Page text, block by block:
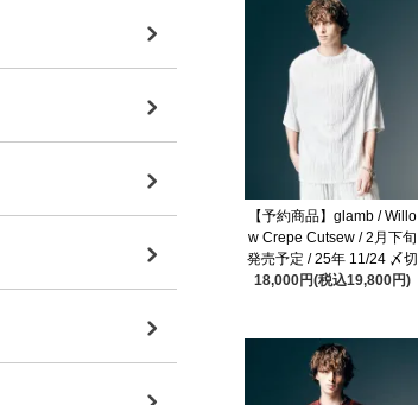
【予約商品】glamb / Willo
w Crepe Cutsew / 2月下旬
発売予定 / 25年 11/24 〆切
18,000円(税込19,800円)